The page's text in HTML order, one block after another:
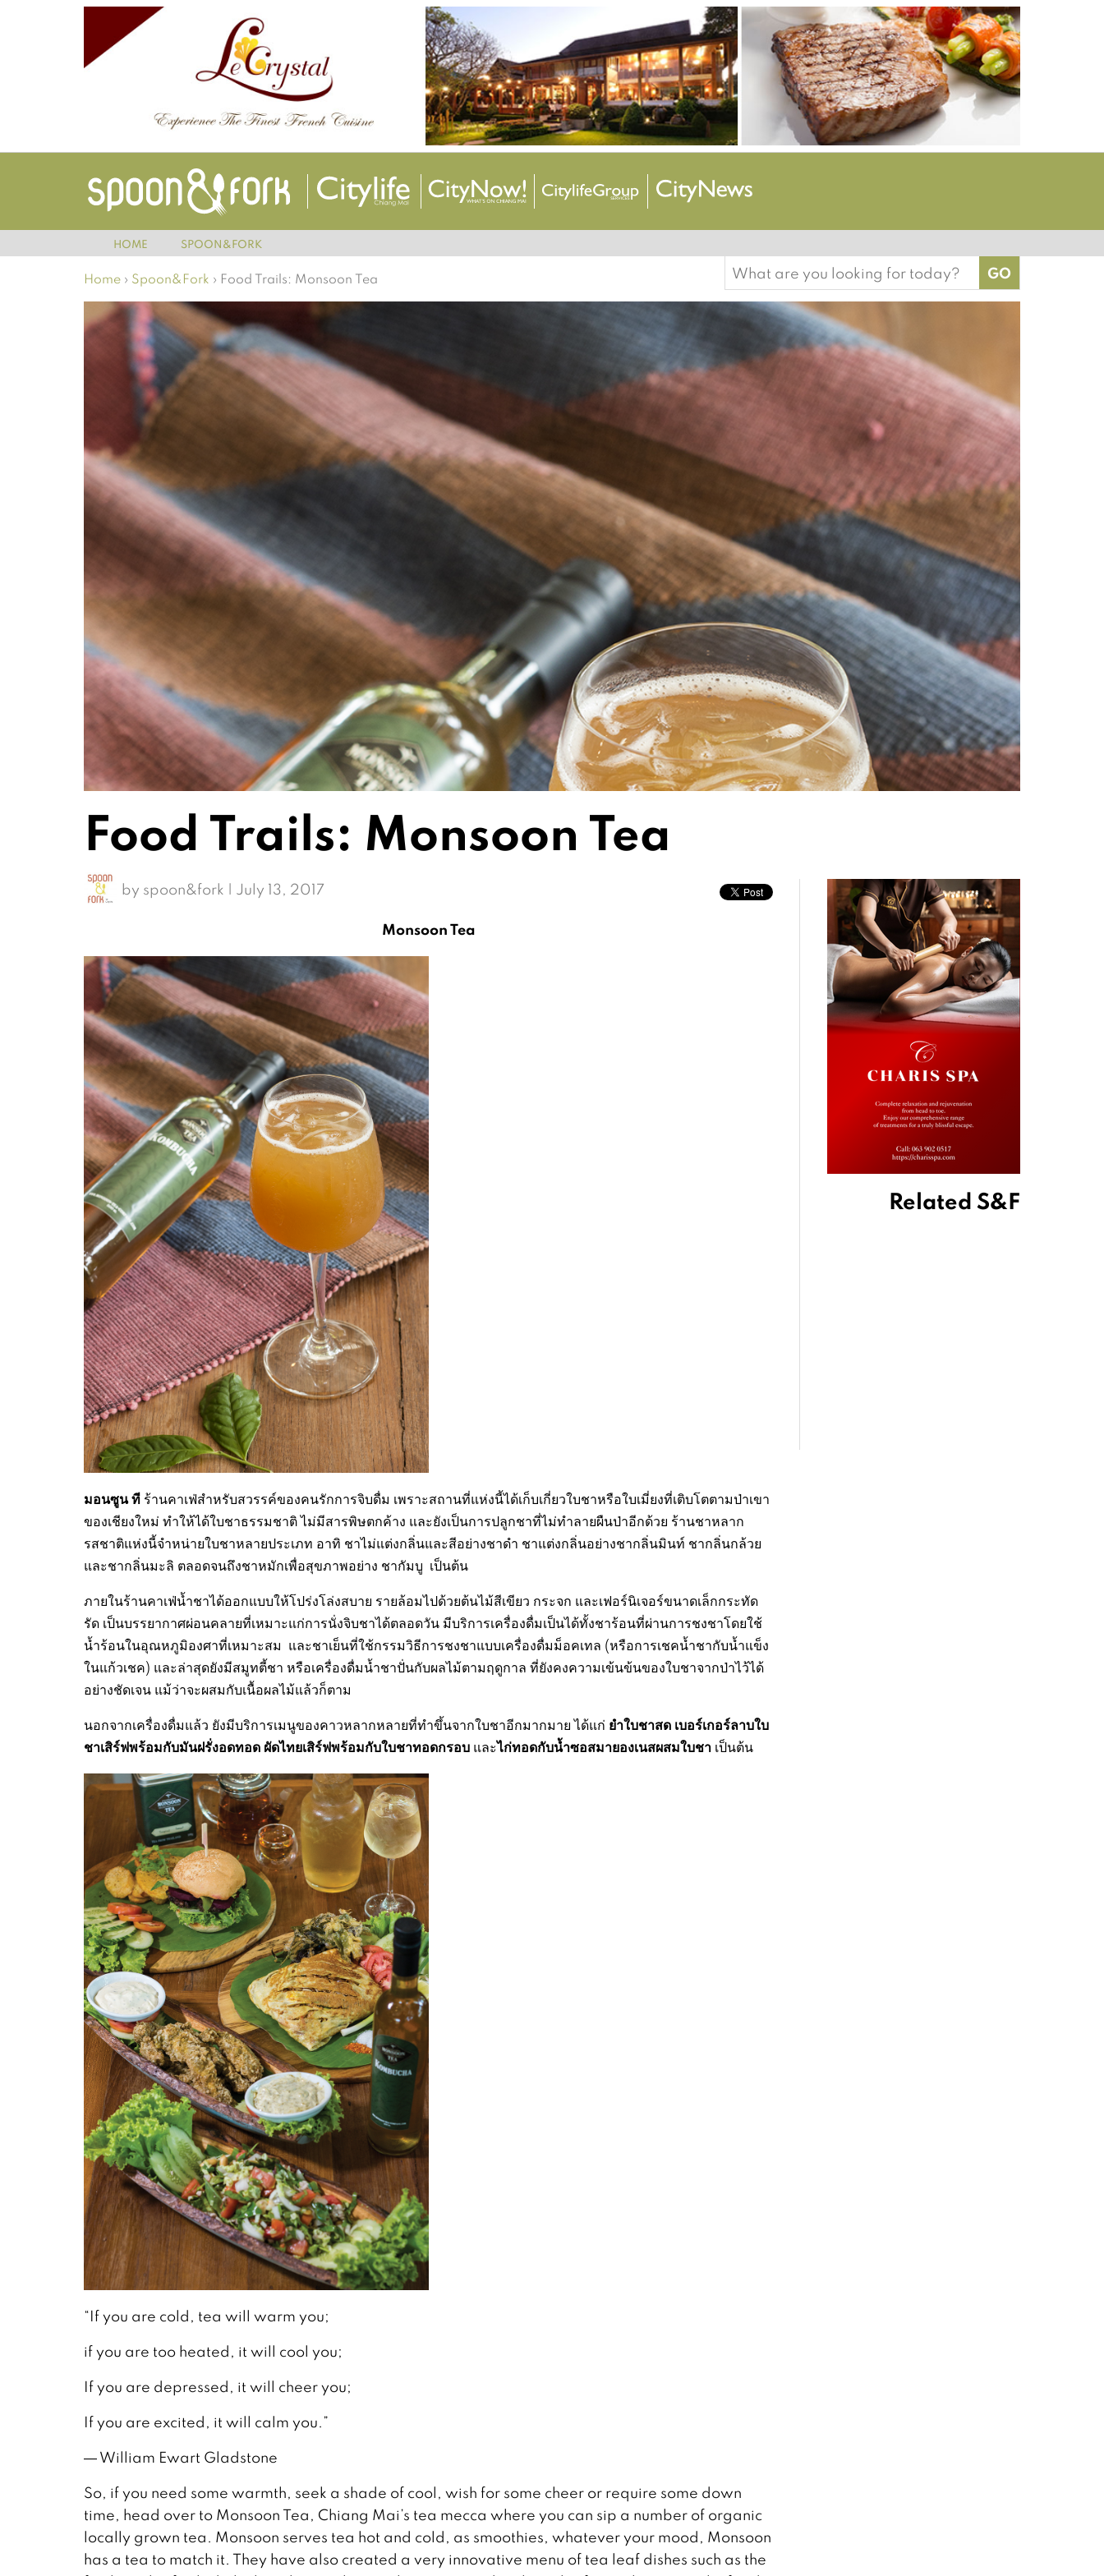
HOME SPOON&FORK
Home › Spoon&Fork › Food Trails: Monsoon Tea
Search
for:
Food Trails: Monsoon Tea
by spoon&fork | July 13, 2017
Monsoon Tea
มอนซูน ที ร้านคาเฟ่สำหรับสวรรค์ของคนรักการจิบดื่ม เพราะสถานที่แห่งนี้ได้เก็บเกี่ยวใบชาหรือใบเมี่ยงที่เติบโตตามป่าเขา
ของเชียงใหม่ ทำให้ได้ใบชาธรรมชาติ ไม่มีสารพิษตกค้าง และยังเป็นการปลูกชาที่ไม่ทำลายผืนป่าอีกด้วย ร้านชาหลาก
รสชาติแห่งนี้จำหน่ายใบชาหลายประเภท อาทิ ชาไม่แต่งกลิ่นและสีอย่างชาดำ ชาแต่งกลิ่นอย่างชากลิ่นมินท์ ชากลิ่นกล้วย
และชากลิ่นมะลิ ตลอดจนถึงชาหมักเพื่อสุขภาพอย่าง ชากัมบู เป็นต้น
ภายในร้านคาเฟ่น้ำชาได้ออกแบบให้โปร่งโล่งสบาย รายล้อมไปด้วยต้นไม้สีเขียว กระจก และเฟอร์นิเจอร์ขนาดเล็กกระทัด
รัด เป็นบรรยากาศผ่อนคลายที่เหมาะแก่การนั่งจิบชาได้ตลอดวัน มีบริการเครื่องดื่มเป็นได้ทั้งชาร้อนที่ผ่านการชงชาโดยใช้
น้ำร้อนในอุณหภูมิองศาที่เหมาะสม และชาเย็นที่ใช้กรรมวิธีการชงชาแบบเครื่องดื่มม็อคเทล (หรือการเชคน้ำชากับน้ำแข็ง
ในแก้วเชค) และล่าสุดยังมีสมูทตี้ชา หรือเครื่องดื่มน้ำชาปั่นกับผลไม้ตามฤดูกาล ที่ยังคงความเข้นข้นของใบชาจากป่าไว้ได้
อย่างชัดเจน แม้ว่าจะผสมกับเนื้อผลไม้แล้วก็ตาม
นอกจากเครื่องดื่มแล้ว ยังมีบริการเมนูของคาวหลากหลายที่ทำขึ้นจากใบชาอีกมากมาย ได้แก่ ยำใบชาสด เบอร์เกอร์ลาบใบ
ชาเสิร์ฟพร้อมกับมันฝรั่งอดทอด ผัดไทยเสิร์ฟพร้อมกับใบชาทอดกรอบ และไก่ทอดกับน้ำซอสมายองเนสผสมใบชา เป็นต้น
“If you are cold, tea will warm you;
if you are too heated, it will cool you;
If you are depressed, it will cheer you;
If you are excited, it will calm you.”
― William Ewart Gladstone
So, if you need some warmth, seek a shade of cool, wish for some cheer or require some down
time, head over to Monsoon Tea, Chiang Mai’s tea mecca where you can sip a number of organic
locally grown tea. Monsoon serves tea hot and cold, as smoothies, whatever your mood, Monsoon
has a tea to match it. They have also created a very innovative menu of tea leaf dishes such as the
Related S&F